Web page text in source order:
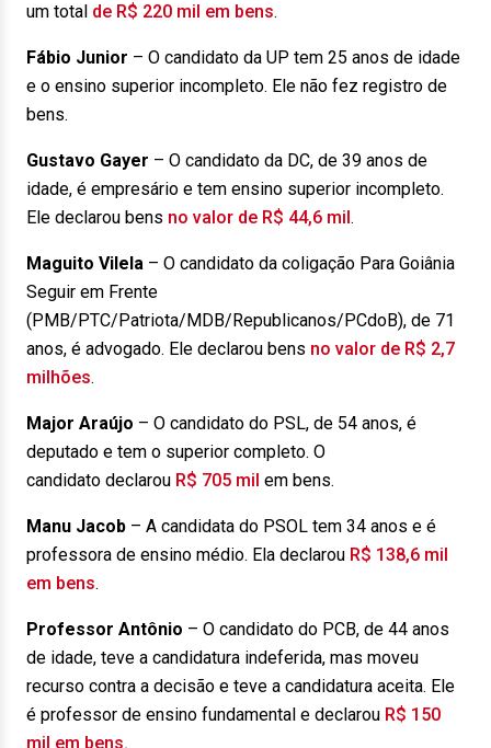
um total de R$ 220 mil em bens.
Fábio Junior – O candidato da UP tem 25 anos de idade
e o ensino superior incompleto. Ele não fez registro de
bens.
Gustavo Gayer – O candidato da DC, de 39 anos de
idade, é empresário e tem ensino superior incompleto.
Ele declarou bens no valor de R$ 44,6 mil.
Maguito Vilela – O candidato da coligação Para Goiânia
Seguir em Frente
(PMB/PTC/Patriota/MDB/Republicanos/PCdoB), de 71
anos, é advogado. Ele declarou bens no valor de R$ 2,7
milhões.
Major Araújo – O candidato do PSL, de 54 anos, é
deputado e tem o superior completo. O
candidato declarou R$ 705 mil em bens.
Manu Jacob – A candidata do PSOL tem 34 anos e é
professora de ensino médio. Ela declarou R$ 138,6 mil
em bens.
Professor Antônio – O candidato do PCB, de 44 anos
de idade, teve a candidatura indeferida, mas moveu
recurso contra a decisão e teve a candidatura aceita. Ele
é professor de ensino fundamental e declarou R$ 150
mil em bens.